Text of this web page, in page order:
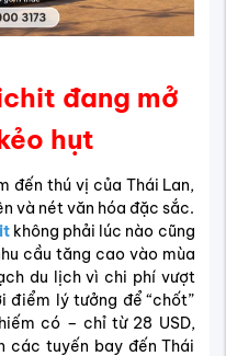
đang mở
hụt
đến thú vị của Thái Lan,
và nét văn hóa đặc sắc.
không phải lúc nào cũng
cầu tăng cao vào mùa
du lịch vì chi phí vượt
điểm lý tưởng để “chốt”
có – chỉ từ 28 USD,
các tuyến bay đến Thái